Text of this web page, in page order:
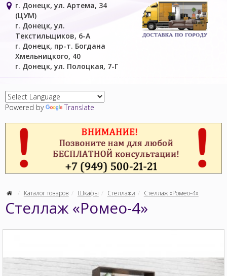
г. Донецк, ул. Артема, 34
(ЦУМ)
г. Донецк, ул.
Текстильщиков, 6-А
г. Донецк, пр-т. Богдана
Хмельницкого, 40
г. Донецк, ул. Полоцкая, 7-Г
Powered by Translate
Каталог товаров Шкафы Стеллажи Стеллаж «Ромео-4»
Стеллаж «Ромео-4»